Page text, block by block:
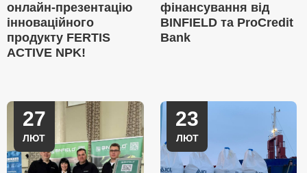
онлайн-презентацію
інноваційного
продукту FERTIS
ACTIVE NPK!
фінансування від
BINFIELD та ProCredit
Bank
27
ЛЮТ
23
ЛЮТ